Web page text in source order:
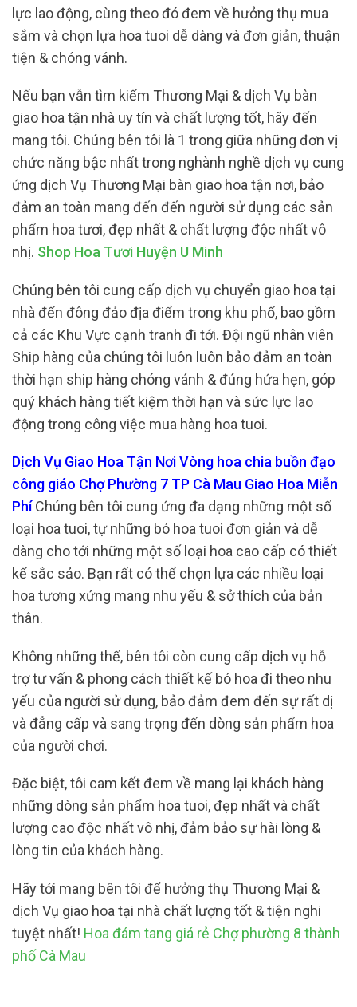
lực lao động, cùng theo đó đem về hưởng thụ mua
sắm và chọn lựa hoa tuoi dễ dàng và đơn giản, thuận
tiện & chóng vánh.
Nếu bạn vẫn tìm kiếm Thương Mại & dịch Vụ bàn
giao hoa tận nhà uy tín và chất lượng tốt, hãy đến
mang tôi. Chúng bên tôi là 1 trong giữa những đơn vị
chức năng bậc nhất trong nghành nghề dịch vụ cung
ứng dịch Vụ Thương Mại bàn giao hoa tận nơi, bảo
đảm an toàn mang đến đến người sử dụng các sản
phẩm hoa tươi, đẹp nhất & chất lượng độc nhất vô
nhị. Shop Hoa Tươi Huyện U Minh
Chúng bên tôi cung cấp dịch vụ chuyển giao hoa tại
nhà đến đông đảo địa điểm trong khu phố, bao gồm
cả các Khu Vực cạnh tranh đi tới. Đội ngũ nhân viên
Ship hàng của chúng tôi luôn luôn bảo đảm an toàn
thời hạn ship hàng chóng vánh & đúng hứa hẹn, góp
quý khách hàng tiết kiệm thời hạn và sức lực lao
động trong công việc mua hàng hoa tuoi.
Dịch Vụ Giao Hoa Tận Nơi Vòng hoa chia buồn đạo
công giáo Chợ Phường 7 TP Cà Mau Giao Hoa Miễn
PhíChúng bên tôi cung ứng đa dạng những một số
loại hoa tuoi, tự những bó hoa tuoi đơn giản và dễ
dàng cho tới những một số loại hoa cao cấp có thiết
kế sắc sảo. Bạn rất có thể chọn lựa các nhiều loại
hoa tương xứng mang nhu yếu & sở thích của bản
thân.
Không những thế, bên tôi còn cung cấp dịch vụ hỗ
trợ tư vấn & phong cách thiết kế bó hoa đi theo nhu
yếu của người sử dụng, bảo đảm đem đến sự rất dị
và đẳng cấp và sang trọng đến dòng sản phẩm hoa
của người chơi.
Đặc biệt, tôi cam kết đem về mang lại khách hàng
những dòng sản phẩm hoa tuoi, đẹp nhất và chất
lượng cao độc nhất vô nhị, đảm bảo sự hài lòng &
lòng tin của khách hàng.
Hãy tới mang bên tôi để hưởng thụ Thương Mại &
dịch Vụ giao hoa tại nhà chất lượng tốt & tiện nghi
tuyệt nhất! Hoa đám tang giá rẻ Chợ phường 8 thành
phố Cà Mau